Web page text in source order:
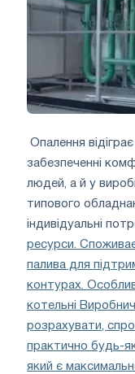
Опалення
забезпеченні
людей, а й у
типового
індивідуальні
ресурси.
палива для
контурах.
котельні
розрахувати,
практично будь-
який є